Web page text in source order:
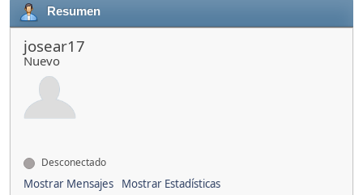
Resumen
josear17
Nuevo
Desconectado
Mostrar Mensajes
Mostrar Estadísticas